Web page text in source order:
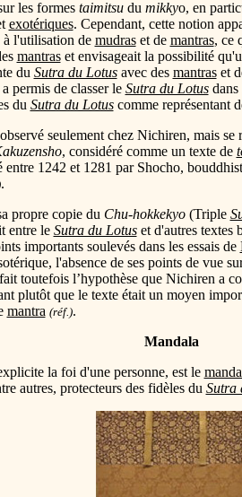
les formes taimitsudu mikkyo, en
exotériques. Cependant, cette notion
à l'utilisation de mudraset de mantras, ce
mantraset envisageait la possibilité
du Sutra du Lotus avec des mantraset
permis de classer le Sutra du Lotusdans
du Sutra du Lotuscomme représentant
seulement chez Nichiren, mais
, considéré comme un texte de
1242 et 1281 par Shocho,
.
propre copie du Chu-hokkekyo(Triple
entre le Sutra du Lotuset d'autres textes
importants soulevés dans les essais de
l'absence de ses points de vue
toutefois l’hypothèse que Nichiren a
plutôt que le texte était un moyen
mantra (réf.).
Mandala
la foi d'une personne, est le
autres, protecteurs des fidèles du Sutra